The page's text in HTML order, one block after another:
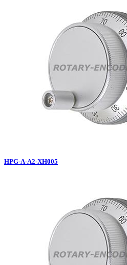
HPG-A-A2-XH005